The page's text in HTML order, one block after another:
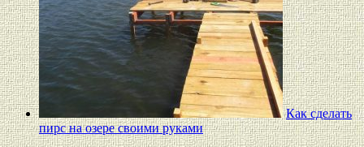
Как сделать
пирс на озере своими руками